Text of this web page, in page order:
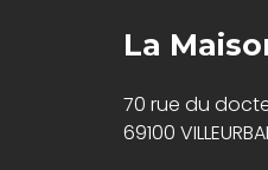
La
70 rue du
69100